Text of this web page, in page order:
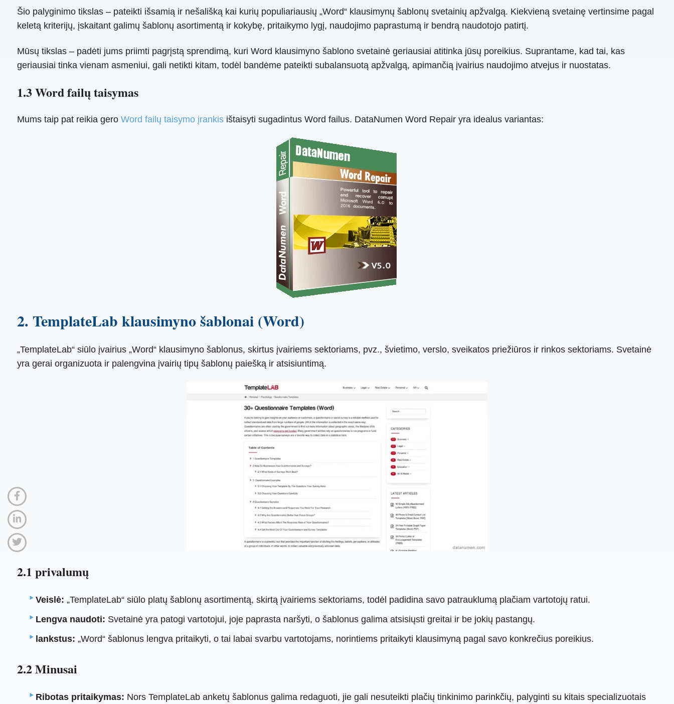
Šio palyginimo tikslas – pateikti išsamią ir nešališką kai kurių populiariausių „Word“ klausimynų šablonų svetainių apžvalgą. Kiekvieną svetainę vertinsime pagal
keletą kriterijų, įskaitant galimų šablonų asortimentą ir kokybę, pritaikymo lygį, naudojimo paprastumą ir bendrą naudotojo patirtį.
Mūsų tikslas – padėti jums priimti pagrįstą sprendimą, kuri Word klausimyno šablono svetainė geriausiai atitinka jūsų poreikius. Suprantame, kad tai, kas
geriausiai tinka vienam asmeniui, gali netikti kitam, todėl bandėme pateikti subalansuotą apžvalgą, apimančią įvairius naudojimo atvejus ir nuostatas.
1.3 Word failų taisymas
Mums taip pat reikia gero Word failų taisymo įrankisištaisyti sugadintus Word failus. DataNumen Word Repair yra idealus variantas:
2. TemplateLab klausimyno šablonai (Word)
„TemplateLab“ siūlo įvairius „Word“ klausimyno šablonus, skirtus įvairiems sektoriams, pvz., švietimo, verslo, sveikatos priežiūros ir rinkos sektoriams. Svetainė
yra gerai organizuota ir palengvina įvairių tipų šablonų paiešką ir atsisiuntimą.
2.1 privalumų
Veislė: „TemplateLab“ siūlo platų šablonų asortimentą, skirtą įvairiems sektoriams, todėl padidina savo patrauklumą plačiam vartotojų ratui.
Lengva naudoti: Svetainė yra patogi vartotojui, joje paprasta naršyti, o šablonus galima atsisiųsti greitai ir be jokių pastangų.
lankstus: „Word“ šablonus lengva pritaikyti, o tai labai svarbu vartotojams, norintiems pritaikyti klausimyną pagal savo konkrečius poreikius.
2.2 Minusai
Ribotas pritaikymas: Nors TemplateLab anketų šablonus galima redaguoti, jie gali nesuteikti plačių tinkinimo parinkčių, palyginti su kitais specializuotais